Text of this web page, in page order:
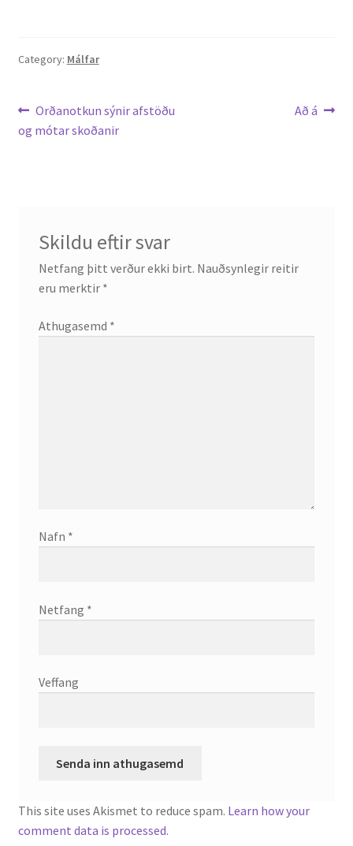
Category: Málfar
Leiðarkerfi
færslu
Previous
post:
Orðanotkun sýnir afstöðu
og mótar skoðanir
Next
Að á
Skildu eftir svar
Netfang þitt verður ekki birt. Nauðsynlegir reitir
eru merktir *
Athugasemd *
Nafn *
Netfang *
Veffang
This site uses Akismet to reduce spam. Learn how your
comment data is processed.